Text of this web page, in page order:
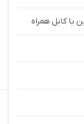
با کابل همراه